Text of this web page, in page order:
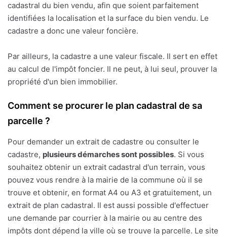
cadastral du bien vendu, afin que soient parfaitement
identifiées la localisation et la surface du bien vendu. Le
cadastre a donc une valeur foncière.
Par ailleurs, la cadastre a une valeur fiscale. Il sert en effet
au calcul de l'impôt foncier. Il ne peut, à lui seul, prouver la
propriété d'un bien immobilier.
Comment se procurer le plan cadastral de sa
parcelle ?
Pour demander un extrait de cadastre ou consulter le
cadastre, plusieurs démarches sont possibles. Si vous
souhaitez obtenir un extrait cadastral d'un terrain, vous
pouvez vous rendre à la mairie de la commune où il se
trouve et obtenir, en format A4 ou A3 et gratuitement, un
extrait de plan cadastral. Il est aussi possible d'effectuer
une demande par courrier à la mairie ou au centre des
impôts dont dépend la ville où se trouve la parcelle. Le site